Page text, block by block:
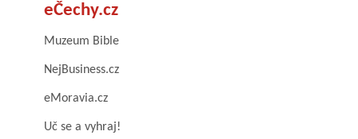
eČechy.cz
Muzeum Bible
NejBusiness.cz
eMoravia.cz
Uč se a vyhraj!